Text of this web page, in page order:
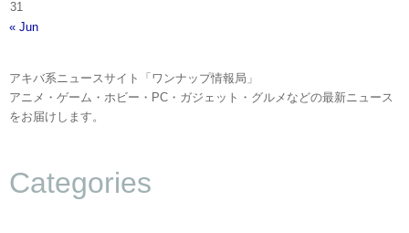
31
« Jun
アキバ系ニュースサイト「ワンナップ情報局」
アニメ・ゲーム・ホビー・PC・ガジェット・グルメなどの最新ニュース
をお届けします。
Categories